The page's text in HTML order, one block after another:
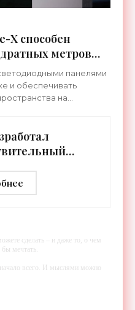
X способен
метров
панелями
и обеспечивать
на
до 2 км
сделать – и даже то, о чем
мечтать.
всего. И мыслями можно